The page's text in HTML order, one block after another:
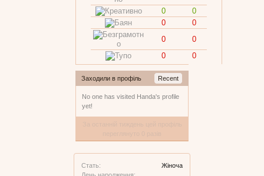
0
0
0
0
0
0
0
0
Заходили в профіль Recent
No one has visited Handa's profile
yet!
Стать:
Жіноча